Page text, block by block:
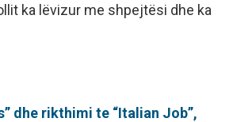
ka lëvizur me shpejtësi dhe ka
dhe rikthimi te “Italian Job”,